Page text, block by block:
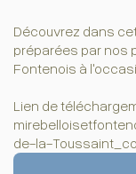
Découvrez dans
préparées par nos
Fontenois à
Lien de
de-la-